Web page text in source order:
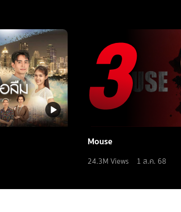
Mouse
24.3M Views 1 ส.ค. 68